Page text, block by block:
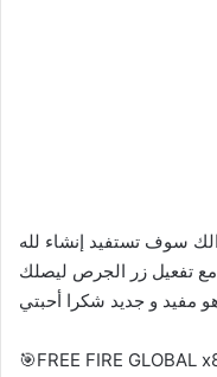
سوف تستفيد إنشاء لله
تفعيل زر الجرص ليصلك
🎯FREE FIRE GLOBAL